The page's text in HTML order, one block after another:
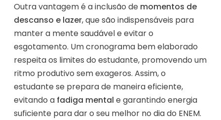
Outra vantagem é a inclusão de momentos de
descanso e lazer, que são indispensáveis para
manter a mente saudável e evitar o
esgotamento. Um cronograma bem elaborado
respeita os limites do estudante, promovendo um
ritmo produtivo sem exageros. Assim, o
estudante se prepara de maneira eficiente,
evitando a fadiga mental e garantindo energia
suficiente para dar o seu melhor no dia do ENEM.